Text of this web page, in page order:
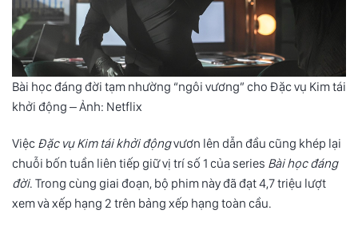
Bài học đáng đời tạm nhường “ngôi vương” cho Đặc vụ Kim tái
khởi động – Ảnh: Netflix
Việc Đặc vụ Kim tái khởi độngvươn lên dẫn đầu cũng khép lại
chuỗi bốn tuần liên tiếp giữ vị trí số 1 của series Bài học đáng
đời. Trong cùng giai đoạn, bộ phim này đã đạt 4,7 triệu lượt
xem và xếp hạng 2 trên bảng xếp hạng toàn cầu.